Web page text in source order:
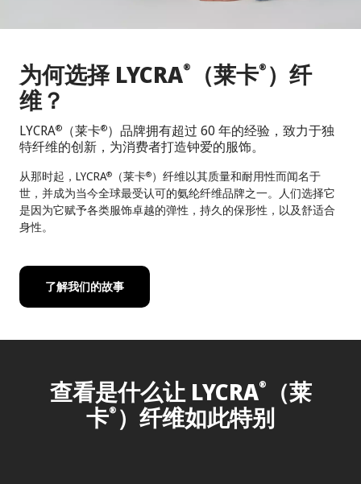
为何选择 LYCRA® （莱卡® ）纤
维？
LYCRA® （莱卡®）品牌拥有超过 60 年的经验，致力于独
特纤维的创新，为消费者打造钟爱的服饰。
从那时起，LYCRA® （莱卡®）纤维以其质量和耐用性而闻名于
世，并成为当今全球最受认可的氨纶纤维品牌之一。人们选择它
是因为它赋予各类服饰卓越的弹性，持久的保形性，以及舒适合
身性。
了解我们的故事
查看是什么让 LYCRA®
（莱
卡® ）纤维如此特别